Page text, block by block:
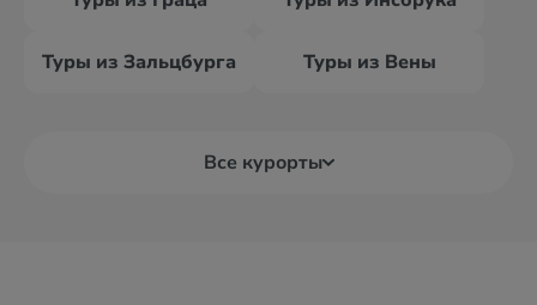
Туры из Зальцбурга Туры из Вены
Все курорты